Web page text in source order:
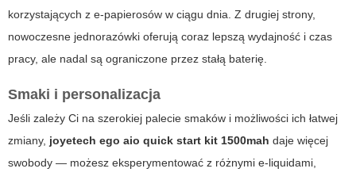
korzystających z e-papierosów w ciągu dnia. Z drugiej strony,
nowoczesne jednorazówki oferują coraz lepszą wydajność i czas
pracy, ale nadal są ograniczone przez stałą baterię.
Smaki i personalizacja
Jeśli zależy Ci na szerokiej palecie smaków i możliwości ich łatwej
zmiany, joyetech ego aio quick start kit 1500mah daje więcej
swobody — możesz eksperymentować z różnymi e-liquidami,